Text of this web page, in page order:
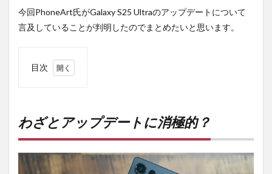
今回PhoneArt氏がGalaxy S25 Ultraのアップデートについて
言及していることが判明したのでまとめたいと思います。
目次
ップ
デー
トに
的？
わざとアップデートに消極的？